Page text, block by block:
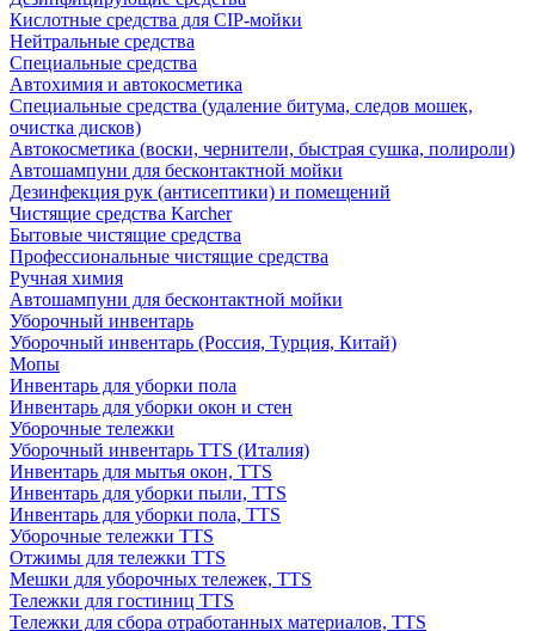
Кислотные средства для CIP-мойки
Нейтральные средства
Специальные средства
Автохимия и автокосметика
Специальные средства (удаление битума, следов мошек,
очистка дисков)
Автокосметика (воски, чернители, быстрая сушка, полироли)
Автошампуни для бесконтактной мойки
Дезинфекция рук (антисептики) и помещений
Чистящие средства Karcher
Бытовые чистящие средства
Профессиональные чистящие средства
Ручная химия
Автошампуни для бесконтактной мойки
Уборочный инвентарь
Уборочный инвентарь (Россия, Турция, Китай)
Мопы
Инвентарь для уборки пола
Инвентарь для уборки окон и стен
Уборочные тележки
Уборочный инвентарь TTS (Италия)
Инвентарь для мытья окон, TTS
Инвентарь для уборки пыли, TTS
Инвентарь для уборки пола, TTS
Уборочные тележки TTS
Отжимы для тележки TTS
Мешки для уборочных тележек, TTS
Тележки для гостиниц TTS
Тележки для сбора отработанных материалов, TTS